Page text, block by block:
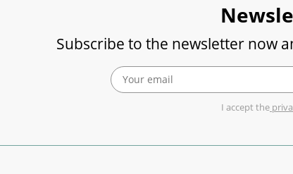
Subscribe to the newsletter now
I accept the